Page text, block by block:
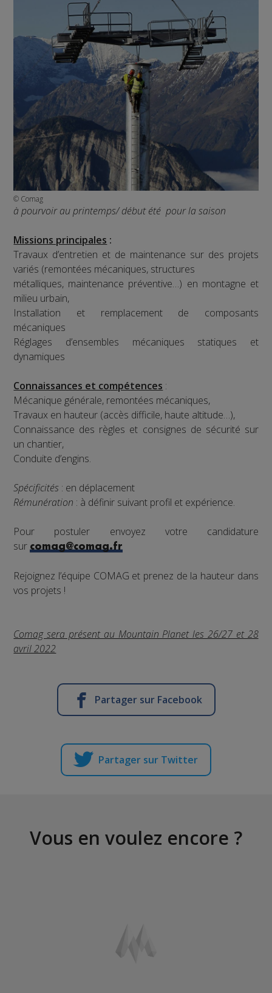
© Comag
à pourvoir au printemps/ début été pour la saison
Missions principales :
Travaux d’entretien et de maintenance sur des projets
variés (remontées mécaniques, structures
métalliques, maintenance préventive…) en montagne et
milieu urbain,
Installation et remplacement de composants
mécaniques
Réglages d’ensembles mécaniques statiques et
dynamiques
Connaissances et compétences :
Mécanique générale, remontées mécaniques,
Travaux en hauteur (accès difficile, haute altitude…),
Connaissance des règles et consignes de sécurité sur
un chantier,
Conduite d’engins.
Spécificités : en déplacement
Rémunération : à définir suivant profil et expérience.
Pour postuler envoyez votre candidature
surcomag@comag.fr
Rejoignez l’équipe COMAG et prenez de la hauteur dans
vos projets !
Comag sera présent au Mountain Planet les 26/27 et 28
avril 2022
Partager sur Facebook
Partager sur Twitter
Vous en voulez encore ?